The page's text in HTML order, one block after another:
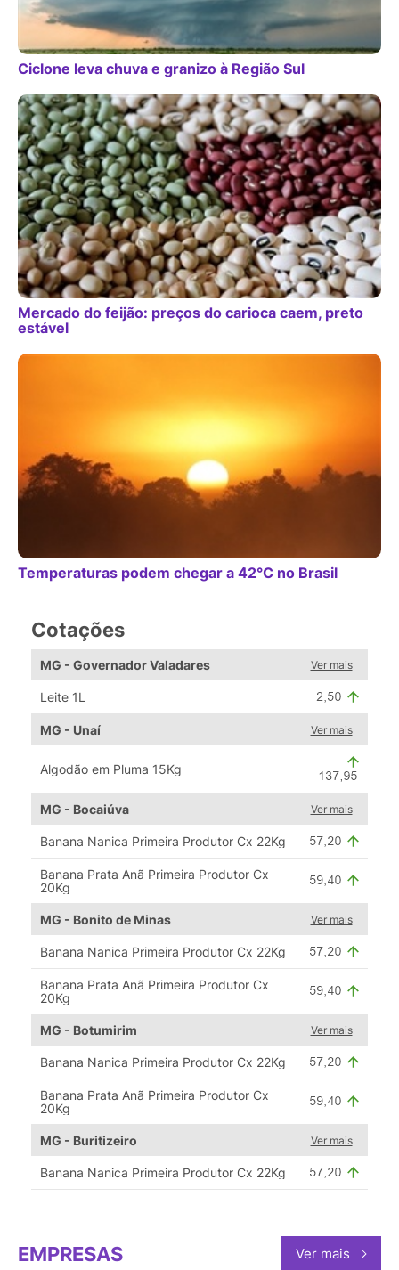
Ciclone leva chuva e granizo à Região Sul
Mercado do feijão: preços do carioca caem, preto
estável
Temperaturas podem chegar a 42°C no Brasil
Cotações
MG - Governador Valadares Ver mais
Leite 1L
MG - Unaí Ver mais
Algodão em Pluma 15Kg
MG - Bocaiúva Ver mais
Banana Nanica Primeira Produtor Cx 22Kg
Banana Prata Anã Primeira Produtor Cx
20Kg
MG - Bonito de Minas Ver mais
Banana Nanica Primeira Produtor Cx 22Kg
Banana Prata Anã Primeira Produtor Cx
20Kg
MG - Botumirim Ver mais
Banana Nanica Primeira Produtor Cx 22Kg
Banana Prata Anã Primeira Produtor Cx
20Kg
MG - Buritizeiro Ver mais
Banana Nanica Primeira Produtor Cx 22Kg
EMPRESAS Ver mais